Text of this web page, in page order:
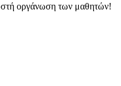
οργάνωση των μαθητών!